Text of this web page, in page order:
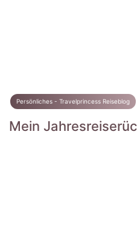
Persönliches - Travelprincess Reiseblog
Mein